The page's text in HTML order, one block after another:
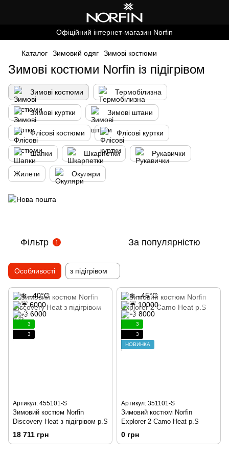
Офіційний інтернет-магазин Norfin
Каталог Зимовий одяг Зимові костюми
Зимові костюми Norfin із підігрівом
Зимові костюми Термобілизна
Зимові куртки Зимові штани
Флісові костюми Флісові куртки
Шапки Шкарпетки Рукавички
Жилети Окуляри
Фільтр 1 За популярністю
Особливості з підігрівом
3
3
Артикул: 455101-S
Зимовий костюм Norfin
Discovery Heat з підігрівом р.S
18 711 грн
3
3
НОВИНКА
Артикул: 351101-S
Зимовий костюм Norfin
Explorer 2 Camo Heat р.S
0 грн